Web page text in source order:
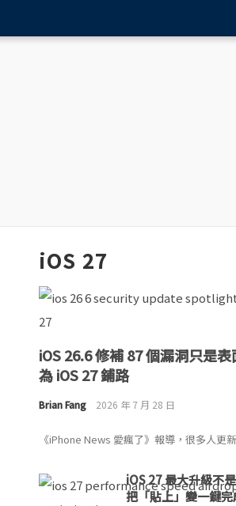
iOS 27
iOS 26.6 修補 87 個漏洞只是
為 iOS 27 鋪路
Brian Fang 2026 年 7 月 28 日
《iPhone News 愛瘋了》報導，很多人更
iOS 27 最大升級不
把「貼上」變一鍵完